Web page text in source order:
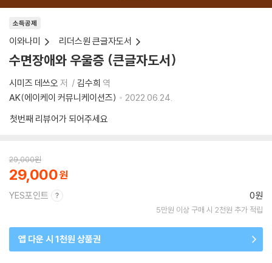
소득공제
이와나미 리더스원 큰글자도서
수면장애와 우울증 (큰글자도서)
시미즈 데쓰오 저 김수희 역
AK(에이케이 커뮤니케이션즈)
2022.06.24.
첫번째 리뷰어가 되어주세요
29,000원
29,000
YES포인트 0원
5만원 이상 구매 시 2천원 추가 적립
앱 다운 시 1천원 상품권